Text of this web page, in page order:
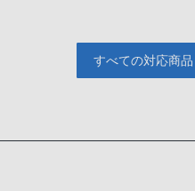
すべての対応商